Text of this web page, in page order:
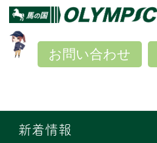
お問い合わせ
新着情報